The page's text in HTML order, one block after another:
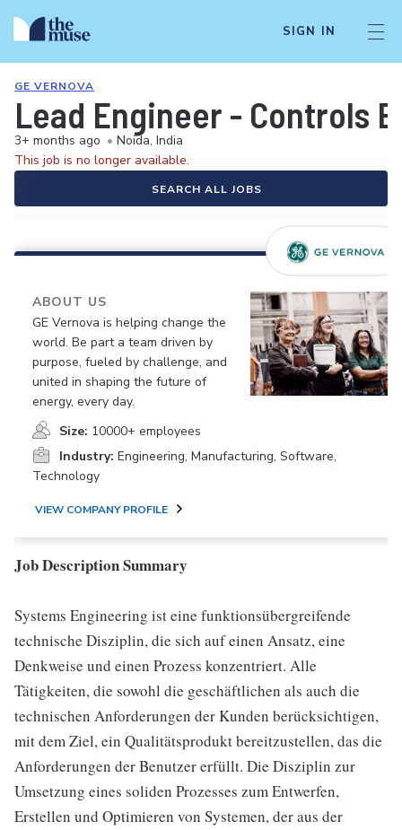
SIGN IN
GE VERNOVA
Lead Engineer - Controls
3+ months ago • Noida, India
This job is no longer available.
SEARCH ALL JOBS
ABOUT US
GE Vernova is helping change the
world. Be part a team driven by
purpose, fueled by challenge, and
united in shaping the future of
energy, every day.
Size: 10000+ employees
Industry: Engineering, Manufacturing, Software,
Technology
VIEW COMPANY PROFILE
Job Description Summary
Systems Engineering ist eine funktionsübergreifende
technische Disziplin, die sich auf einen Ansatz, eine
Denkweise und einen Prozess konzentriert. Alle
Tätigkeiten, die sowohl die geschäftlichen als auch die
technischen Anforderungen der Kunden berücksichtigen,
mit dem Ziel, ein Qualitätsprodukt bereitzustellen, das die
Anforderungen der Benutzer erfüllt. Die Disziplin zur
Umsetzung eines soliden Prozesses zum Entwerfen,
Erstellen und Optimieren von Systemen, der aus der